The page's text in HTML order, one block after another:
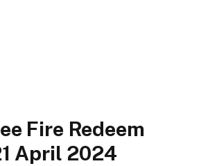
Fire Redeem
April 2024